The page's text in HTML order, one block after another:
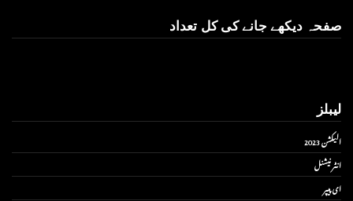
صفحہ دیکھے جانے کی کل تعداد
لیبلز
الیکشن 2023
انٹر نیشنل
ای پیپر